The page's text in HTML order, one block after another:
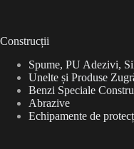
Construcții
Spume, PU Adezivi,
Unelte și Produse
Benzi Speciale
Abrazive
Echipamente de